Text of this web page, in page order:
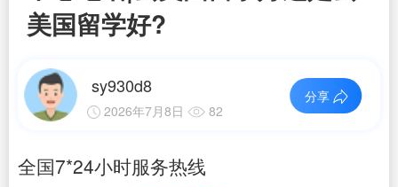
美国留学好?
sy930d8
2026年7月8日 82
分享
全国7*24小时服务热线